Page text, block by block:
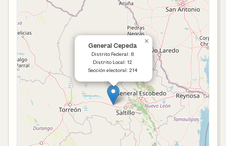
General Cepeda
Distrito Federal: 8
Distrito Local: 12
Sección electoral: 214
×